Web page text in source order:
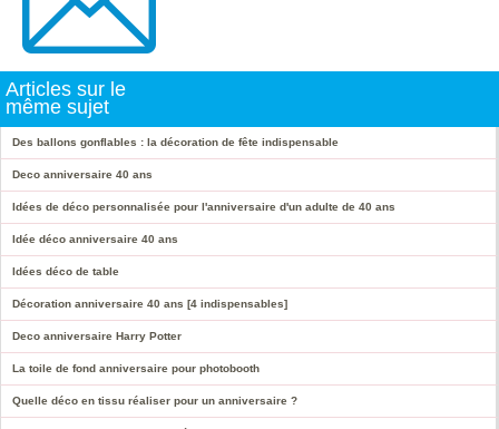
Articles sur le
même sujet
Des ballons gonflables : la décoration de fête indispensable
Deco anniversaire 40 ans
Idées de déco personnalisée pour l'anniversaire d'un adulte de 40 ans
Idée déco anniversaire 40 ans
Idées déco de table
Décoration anniversaire 40 ans [4 indispensables]
Deco anniversaire Harry Potter
La toile de fond anniversaire pour photobooth
Quelle déco en tissu réaliser pour un anniversaire ?